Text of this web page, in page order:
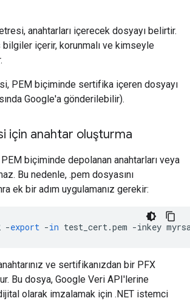
anahtarları içerecek dosyayı belirtir.
içerir, korunmalı ve kimseyle
PEM biçiminde sertifika içeren dosyayı
Google'a gönderilebilir).
için anahtar oluşturma
biçiminde depolanan anahtarları veya
Bu nedenle, .pem dosyasını
ek bir adım uygulamanız gerekir:
-export -in test_cert.pem -inkey
ve sertifikanızdan bir PFX
Bu dosya, Google Veri API'lerine
olarak imzalamak için .NET istemci